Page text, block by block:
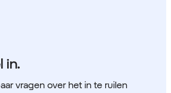
in.
vragen over het in te ruilen